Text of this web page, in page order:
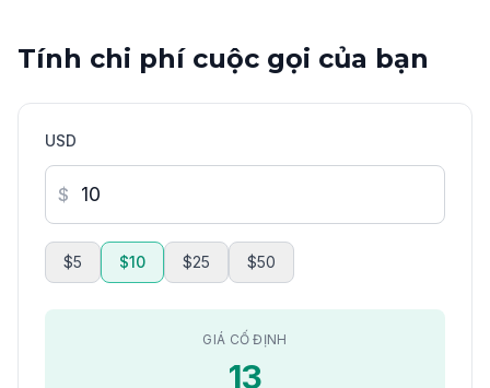
Tính chi phí cuộc gọi của bạn
USD
$
$5 $10 $25 $50
GIÁ CỐ ĐỊNH
13